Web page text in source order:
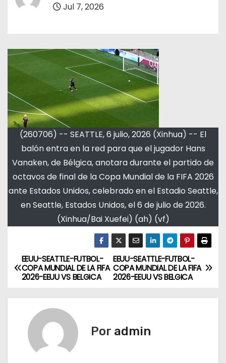
Jul 7, 2026
(260706) -- SEATTLE, 6 julio, 2026 (Xinhua) -- El
balón entra en la red para que el jugador Hans
Vanaken, de Bélgica, anotara durante el partido de
octavos de final de la Copa Mundial de la FIFA 2026
ante Estados Unidos, celebrado en el Estadio Seattle,
en Seattle, Estados Unidos, el 6 de julio de 2026.
(Xinhua/Bai Xuefei) (ah) (vf)
N
a
EEUU-SEATTLE-FUTBOL-
COPA MUNDIAL DE LA FIFA
2026-EEUU VS BELGICA
EEUU-SEATTLE-FUTBOL-
COPA MUNDIAL DE LA FIFA
2026-EEUU VS BELGICA
Por admin